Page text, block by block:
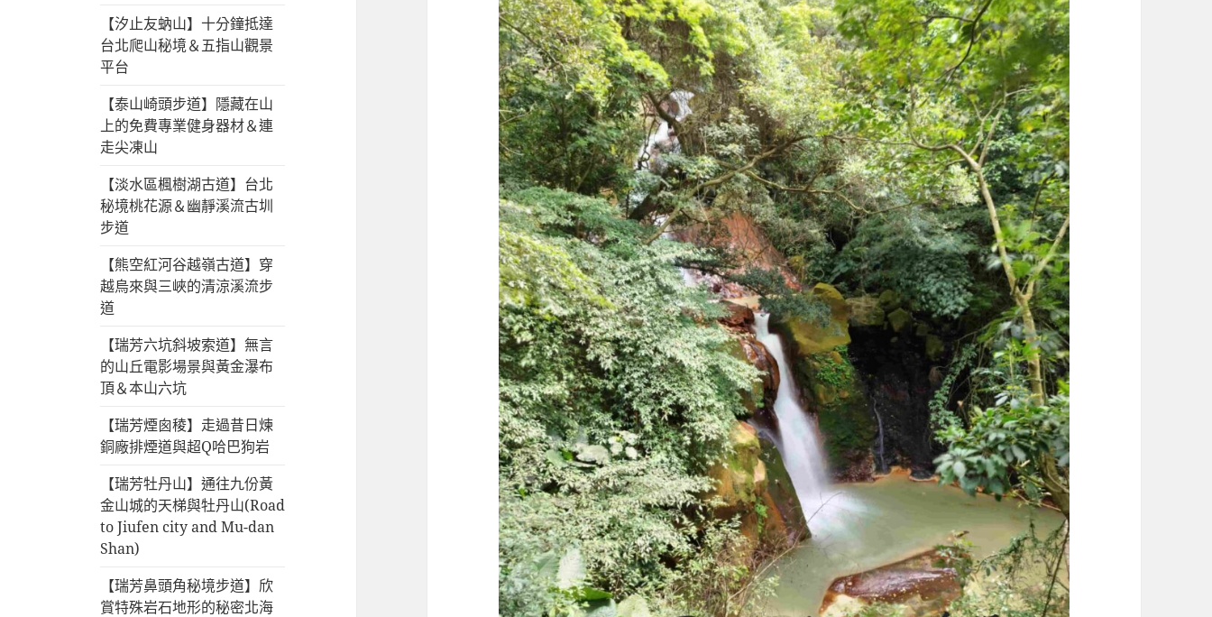
【汐止友蚋山】十分鐘抵達
台北爬山秘境＆五指山觀景
平台
【泰山崎頭步道】隱藏在山
上的免費專業健身器材＆連
走尖凍山
【淡水區楓樹湖古道】台北
秘境桃花源＆幽靜溪流古圳
步道
【熊空紅河谷越嶺古道】穿
越烏來與三峽的清涼溪流步
道
【瑞芳六坑斜坡索道】無言
的山丘電影場景與黃金瀑布
頂＆本山六坑
【瑞芳煙囪稜】走過昔日煉
銅廠排煙道與超Q哈巴狗岩
【瑞芳牡丹山】通往九份黃
金山城的天梯與牡丹山(Road
to Jiufen city and Mu-dan
Shan)
【瑞芳鼻頭角秘境步道】欣
賞特殊岩石地形的秘密北海